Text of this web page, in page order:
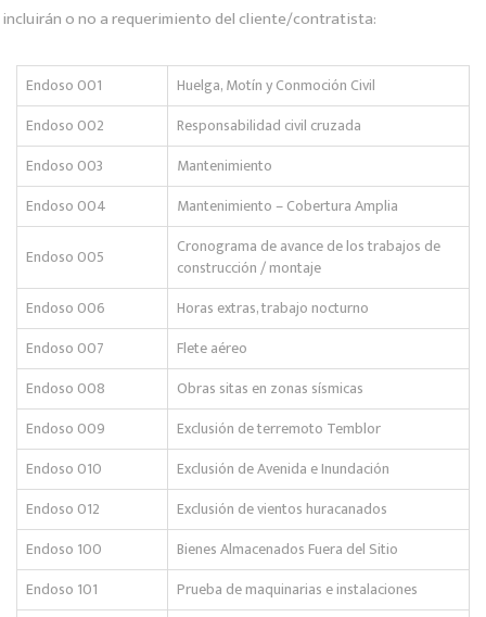
incluirán o no a requerimiento del cliente/contratista:
Endoso 001
Huelga, Motín y Conmoción Civil
Endoso 002
Responsabilidad civil cruzada
Endoso 003
Mantenimiento
Endoso 004
Mantenimiento – Cobertura Amplia
Endoso 005
Cronograma de avance de los trabajos de
construcción / montaje
Endoso 006
Horas extras, trabajo nocturno
Endoso 007
Flete aéreo
Endoso 008
Obras sitas en zonas sísmicas
Endoso 009
Exclusión de terremoto Temblor
Endoso 010
Exclusión de Avenida e Inundación
Endoso 012
Exclusión de vientos huracanados
Endoso 100
Bienes Almacenados Fuera del Sitio
Endoso 101
Prueba de maquinarias e instalaciones